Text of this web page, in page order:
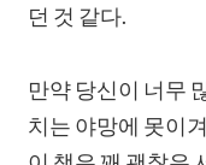
던 것 같다.
만약 당신이 너무
치는 야망에 못이